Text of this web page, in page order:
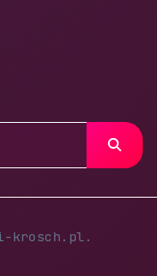
krosch.pl.